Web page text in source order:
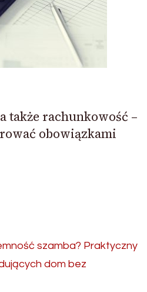
także rachunkowość –
obowiązkami
szamba? Praktyczny
dom bez